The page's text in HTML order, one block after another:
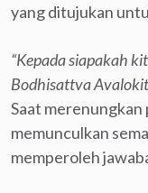
yang ditujukan
“Kepada siapakah
Bodhisattva
Saat
memunculkan
memperoleh